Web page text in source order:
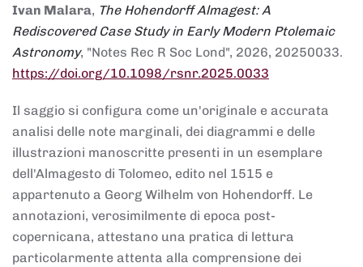
Ivan Malara, The Hohendorff Almagest: A
Rediscovered Case Study in Early Modern Ptolemaic
Astronomy, "Notes Rec R Soc Lond", 2026, 20250033.
https://doi.org/10.1098/rsnr.2025.0033
Il saggio si configura come un'originale e accurata
analisi delle note marginali, dei diagrammi e delle
illustrazioni manoscritte presenti in un esemplare
dell'Almagesto di Tolomeo, edito nel 1515 e
appartenuto a Georg Wilhelm von Hohendorff. Le
annotazioni, verosimilmente di epoca post-
copernicana, attestano una pratica di lettura
particolarmente attenta alla comprensione dei